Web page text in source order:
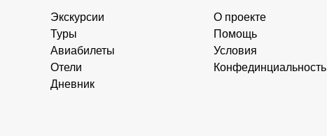
Экскурсии
Туры
Авиабилеты
Отели
Дневник
О проекте
Помощь
Условия
Конфединциальность